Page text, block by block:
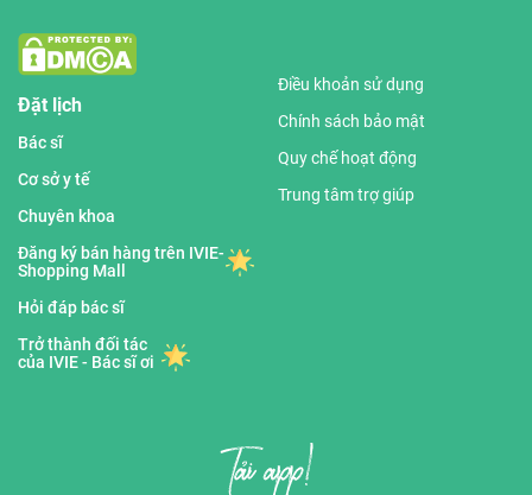
Đặt lịch
Bác sĩ
Cơ sở y tế
Chuyên khoa
Đăng ký bán hàng trên IVIE-
Shopping Mall
Hỏi đáp bác sĩ
Trở thành đối tác
của IVIE - Bác sĩ ơi
Điều khoản sử dụng
Chính sách bảo mật
Quy chế hoạt động
Trung tâm trợ giúp